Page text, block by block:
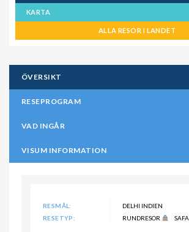
KARTA
ALLA RESOR I LANDET
ÖVERSIKT
RESEPROGRAM
VAD INGÅR
VISUM INFORMATION
RESMÅL:
DELHI INDIEN
RESETYP:
RUNDRESOR